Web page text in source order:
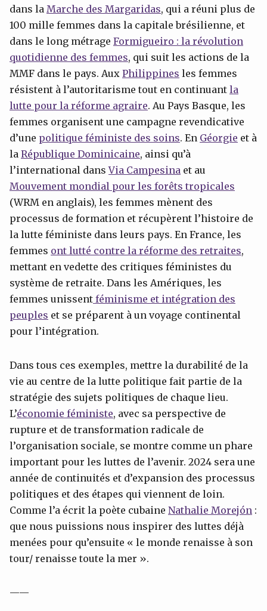
dans la Marche des Margaridas, qui a réuni plus de
100 mille femmes dans la capitale brésilienne, et
dans le long métrage Formigueiro : la révolution
quotidienne des femmes, qui suit les actions de la
MMF dans le pays. Aux Philippines les femmes
résistent à l’autoritarisme tout en continuant la
lutte pour la réforme agraire. Au Pays Basque, les
femmes organisent une campagne revendicative
d’une politique féministe des soins. En Géorgie et à
la République Dominicaine, ainsi qu’à
l’international dansVia Campesina et au
Mouvement mondial pour les forêts tropicales
(WRM en anglais), les femmes mènent des
processus de formation et récupèrent l’histoire de
la lutte féministe dans leurs pays. En France, les
femmes ont lutté contre la réforme des retraites,
mettant en vedette des critiques féministes du
système de retraite. Dans les Amériques, les
femmes unissent féminisme et intégration des
peuples et se préparent à un voyage continental
pour l’intégration.
Dans tous ces exemples, mettre la durabilité de la
vie au centre de la lutte politique fait partie de la
stratégie des sujets politiques de chaque lieu.
L’économie féministe, avec sa perspective de
rupture et de transformation radicale de
l’organisation sociale, se montre comme un phare
important pour les luttes de l’avenir. 2024 sera une
année de continuités et d’expansion des processus
politiques et des étapes qui viennent de loin.
Comme l’a écrit la poète cubaine Nathalie Morejón :
que nous puissions nous inspirer des luttes déjà
menées pour qu’ensuite « le monde renaisse à son
tour/ renaisse toute la mer ».
——